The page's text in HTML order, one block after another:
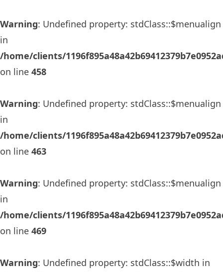
Warning: Undefined property: stdClass::$menualign
in
/home/clients/
on line 458
Warning: Undefined property: stdClass::$menualign
in
/home/clients/
on line 463
Warning: Undefined property: stdClass::$menualign
in
/home/clients/
on line 469
Warning: Undefined property: stdClass::$width in